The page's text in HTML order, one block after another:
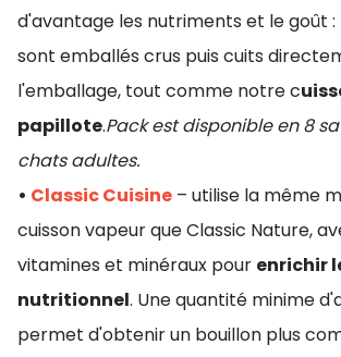
d'avantage les nutriments et le goût :
sont emballés crus puis cuits
l'emballage, tout comme notre c
papillote.Pack est disponible en 8
chats adultes.
• Classic Cuisine – utilise la même
cuisson vapeur que Classic Nature,
vitamines et minéraux pour enrichir
nutritionnel. Une quantité minime
permet d'obtenir un bouillon plus